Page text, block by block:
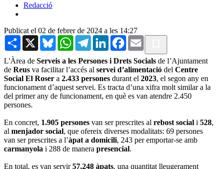
Redacció
Publicat el 02 de febrer de 2024 a les 14:27
Share X BlueskyWhatsAppTelegramLinkedInFacebook
Email
L'Àrea de Serveis a les Persones i Drets Socials de l’Ajuntament
de Reus va facilitar l’accés al servei d’alimentació del Centre
Social El Roser a 2.433 persones durant el 2023, el segon any en
funcionament d’aquest servei. Es tracta d’una xifra molt similar a la
del primer any de funcionament, en què es van atendre 2.450
persones.
En concret, 1.905 persones van ser prescrites al rebost social i 528,
al menjador social, que ofereix diverses modalitats: 69 persones
van ser prescrites a l’àpat a domicili, 243 per emportar-se amb
carmanyola i 288 de manera presencial.
En total, es van servir57.248 àpats, una quantitat lleugerament